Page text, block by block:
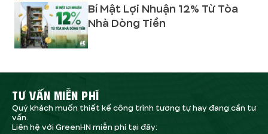
Bí Mật Lợi Nhuận 12% Từ Tòa
Nhà Dòng Tiền
TƯ VẤN MIỄN PHÍ
Quý khách muốn thiết kế công trình tương tự hay đang cần tư
vấn.
Liên hệ với GreenHN miễn phí tại đây: